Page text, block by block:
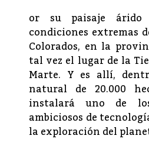
or su paisaje
condiciones extremas
Colorados, en la
tal vez el lugar de la
Marte. Y es allí,
natural de 20.000
instalará uno de
ambiciosos de
la exploración del